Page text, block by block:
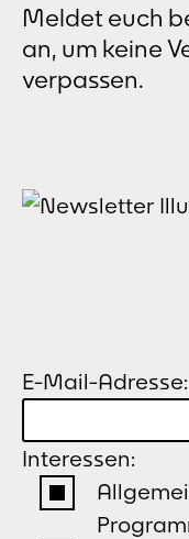
Meldet euch
an, um keine
verpassen.
E-Mail-Adresse:
Interessen: